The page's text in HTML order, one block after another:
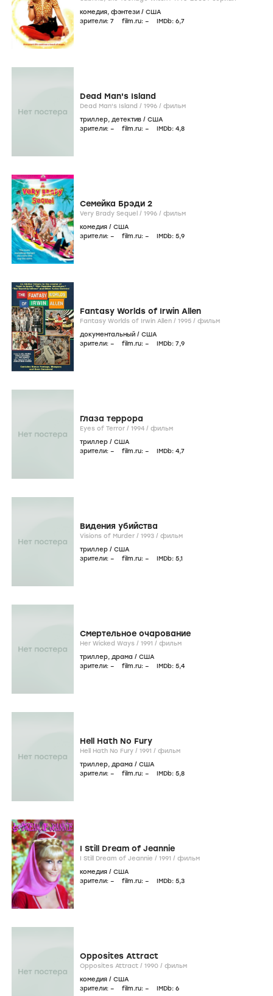
комедия, фэнтези / США
зрители: 7 film.ru: – IMDb: 6,7
Dead Man's Island
Dead Man's Island / 1996 / фильм
триллер, детектив / США
зрители: – film.ru: – IMDb: 4,8
Семейка Брэди 2
Very Brady Sequel / 1996 / фильм
комедия / США
зрители: – film.ru: – IMDb: 5,9
Fantasy Worlds of Irwin Allen
Fantasy Worlds of Irwin Allen / 1995 / фильм
документальный / США
зрители: – film.ru: – IMDb: 7,9
Глаза террора
Eyes of Terror / 1994 / фильм
триллер / США
зрители: – film.ru: – IMDb: 4,7
Видения убийства
Visions of Murder / 1993 / фильм
триллер / США
зрители: – film.ru: – IMDb: 5,1
Смертельное очарование
Her Wicked Ways / 1991 / фильм
триллер, драма / США
зрители: – film.ru: – IMDb: 5,4
Hell Hath No Fury
Hell Hath No Fury / 1991 / фильм
триллер, драма / США
зрители: – film.ru: – IMDb: 5,8
I Still Dream of Jeannie
I Still Dream of Jeannie / 1991 / фильм
комедия / США
зрители: – film.ru: – IMDb: 5,3
Opposites Attract
Opposites Attract / 1990 / фильм
комедия / США
зрители: – film.ru: – IMDb: 6